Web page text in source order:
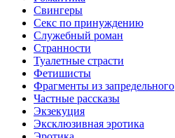
Свингеры
Секс по принуждению
Служебный роман
Странности
Туалетные страсти
Фетишисты
Фрагменты из запредельного
Частные рассказы
Экзекуция
Эксклюзивная эротика